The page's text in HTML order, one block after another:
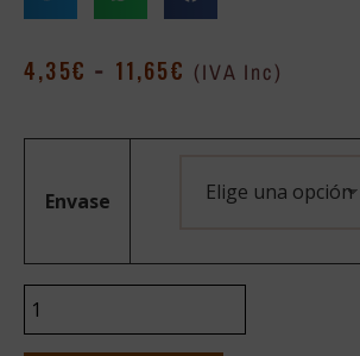
4,35€ - 11,65€ (IVA Inc)
Envase